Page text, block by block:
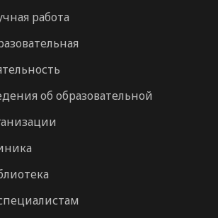
работа
об образовательной